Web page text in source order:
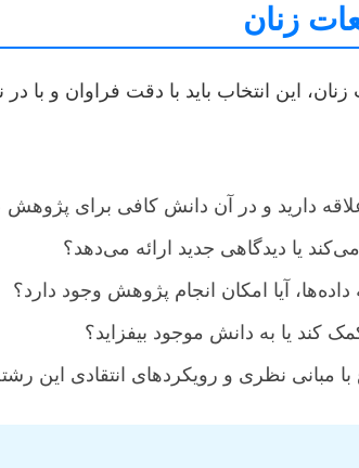
زنان
این انتخاب باید با دقت فراوان و با
دارید و در آن دانش کافی برای پژوهش
یا دیدگاهی جدید ارائه می‌دهد؟
آیا امکان انجام پژوهش وجود دارد؟
کند یا به دانش موجود بیفزاید؟
مبانی نظری و رویکردهای انتقادی این